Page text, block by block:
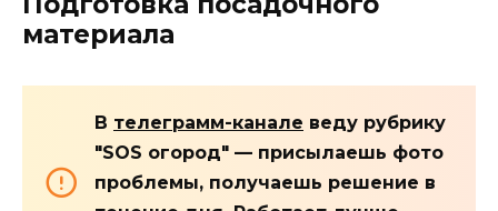
материала
В телеграмм-канале веду рубрику
"SOS огород" — присылаешь фото
проблемы, получаешь решение в